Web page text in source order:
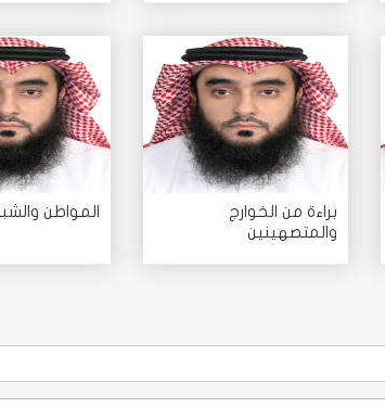
براءة من الخوارج
والمتصهينين
المواطن